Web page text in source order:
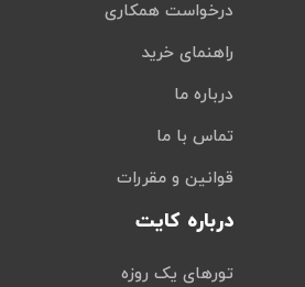
درخواست همکاری
راهنمای خرید
درباره ما
تماس با ما
قوانین و مقررات
درباره کایت
تورهای یک روزه